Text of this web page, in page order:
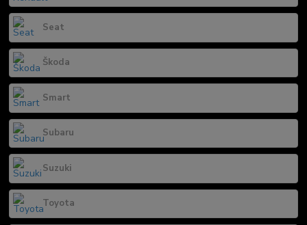
Seat
Škoda
Smart
Subaru
Suzuki
Toyota